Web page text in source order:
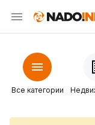
Все категории